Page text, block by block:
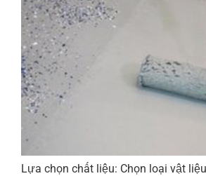
Lựa chọn chất liệu: Chọn loại vật